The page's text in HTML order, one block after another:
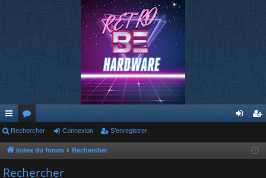
cc
ès
ra
or
u
m
nr
Rechercher Connexion S’enregistrer
Index du forum Rechercher
Rechercher